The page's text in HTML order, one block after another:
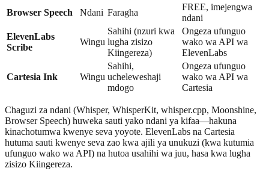
Browser Speech Ndani Faragha
FREE, imejengwa
ndani
ElevenLabs
Scribe
Wingu
Sahihi (nzuri kwa
lugha zisizo
Kiingereza)
Ongeza ufunguo
wako wa API wa
ElevenLabs
Cartesia Ink Wingu
Sahihi,
ucheleweshaji
mdogo
Ongeza ufunguo
wako wa API wa
Cartesia
Chaguzi za ndani (Whisper, WhisperKit, whisper.cpp, Moonshine,
Browser Speech) huweka sauti yako ndani ya kifaa—hakuna
kinachotumwa kwenye seva yoyote. ElevenLabs na Cartesia
hutuma sauti kwenye seva zao kwa ajili ya unukuzi (kwa kutumia
ufunguo wako wa API) na hutoa usahihi wa juu, hasa kwa lugha
zisizo Kiingereza.